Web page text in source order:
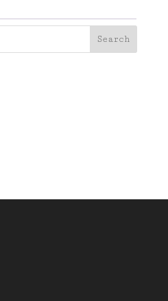
Search